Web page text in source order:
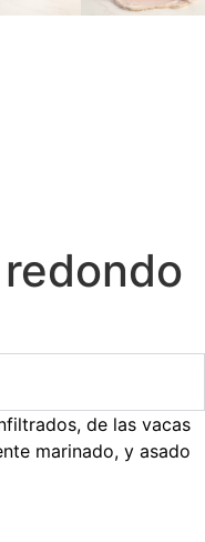
de las vacas
marinado, y asado